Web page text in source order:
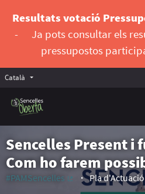
Resultats votació
-
Ja pots consultar els
pressupostos
Català Triar la llengua
Sencelles Present i
Com ho farem
#PAMSencelles
(Enllaç extern)
Pla